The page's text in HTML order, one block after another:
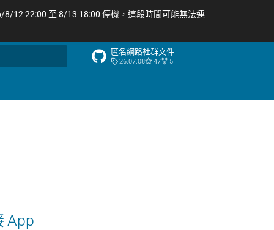
12 22:00 至 8/13 18:00 停機，這段時間可能無法連
匿名網路社群文件
26.07.08 47 5
App